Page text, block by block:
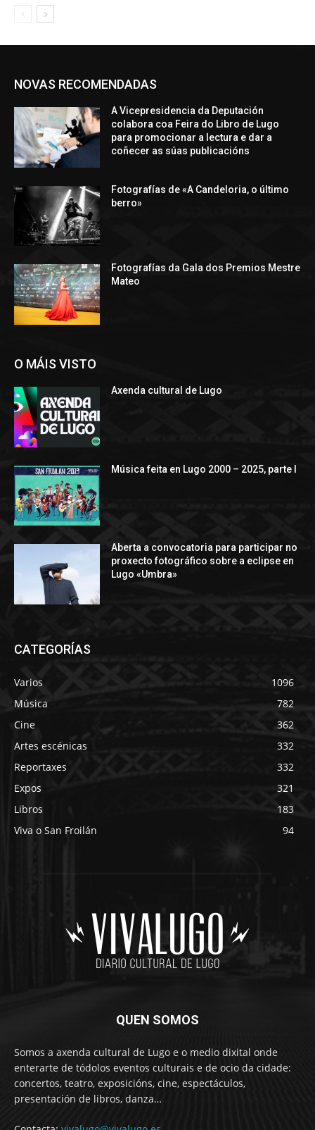
NOVAS RECOMENDADAS
A Vicepresidencia da Deputación
colabora coa Feira do Libro de Lugo
para promocionar a lectura e dar a
coñecer as súas publicacións
Fotografías de «A Candeloria, o último
berro»
Fotografías da Gala dos Premios Mestre
Mateo
O MÁIS VISTO
Axenda cultural de Lugo
Música feita en Lugo 2000 – 2025, parte I
Aberta a convocatoria para participar no
proxecto fotográfico sobre a eclipse en
Lugo «Umbra»
CATEGORÍAS
Varios
1096
Música
782
Cine
362
Artes escénicas
332
Reportaxes
332
Expos
321
Libros
183
Viva o San Froilán
94
QUEN SOMOS
Somos a axenda cultural de Lugo e o medio dixital onde
enterarte de tódolos eventos culturais e de ocio da cidade:
concertos, teatro, exposicións, cine, espectáculos,
presentación de libros, danza…